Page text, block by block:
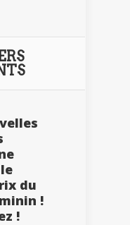
du
!
!